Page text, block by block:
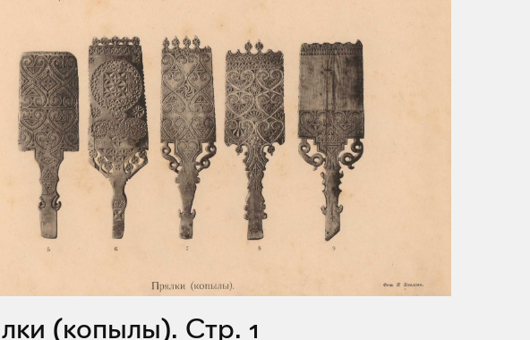
(копылы). Стр. 1